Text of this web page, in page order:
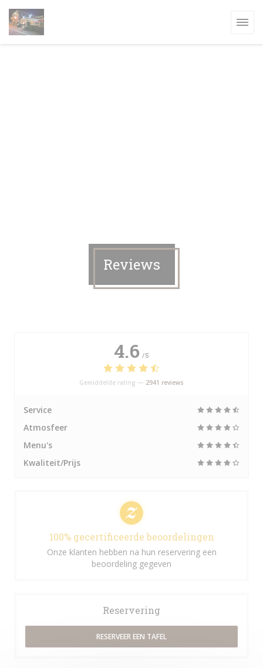
Reviews
4.6 /5
Gemiddelde rating — 2941 reviews
Service
Atmosfeer
Menu's
Kwaliteit/Prijs
100% gecertificeerde beoordelingen
Onze klanten hebben na hun reservering een
beoordeling gegeven
Reservering
RESERVEER EEN TAFEL